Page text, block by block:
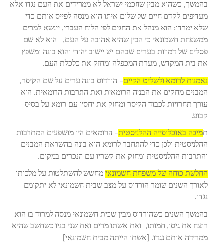
בהמשך, כשהוא מבין שחכמי ישראל לא ממרידים את העם נגדו אלא
מעדיפים לקדם חיים של שלום איתו הוא מנסה לפייס אותם כדי
שלא ימרדו: הוא מנהל את החגים לפי הלוח העברי, יינשא למרים
ממשפחת חשמונאי כי הבין שהיא אהובה על העם, הוא לא שם
פסלים של דמויות בערים שבהם יש יישוב יהודי והוא בונה ומשפץ
את בית המקדש, מערת המכפלה ומחזק את כלכלת העם.
נאמנות לרומא ולשליט הקיים– הורדוס בונה ערים על שם הקיסר,
המבנים מחקים את הבניה הרומאית ואת התרבות הרומאית. הוא
עורך תחרויות לכבוד הקיסר ומחזק את יחסיו עם רומא על בסיס
קבוע.
תמיכה באוכלוסייה ההלניסטית– הרומאים היו מושפעים המתרבות
ההלניסטית ולכן כדי להתחבר לרומא הוא בונה בהשראת המבנים
והתרבות ההלניסטית ומחזק את קשריו עם הנכרים במקום.
החלשת כוחה של משפחת חשמונאי מחשש להשתלטות על מלכותו
לאורך השנים שומר הורדוס על מצב שבית חשמונאי לא יתקומם
נגדו.
בהמשך השנים כשהורדוס מבין שבית חשמונאי מנסה למרוד בו הוא
רוצח את גיסו, חמותו, ואת אשתו מרים ואת שני בניו כשחשב שהיא
ממרידה אותם נגדו. [אשתו הייתה מבית חשמונאי]